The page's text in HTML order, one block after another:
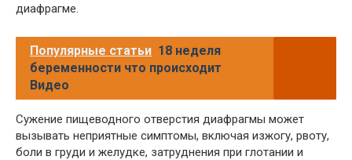
диафрагме.
Популярные статьи 18 неделя
беременности что происходит
Видео
Сужение пищеводного отверстия диафрагмы может
вызывать неприятные симптомы, включая изжогу, рвоту,
боли в груди и желудке, затруднения при глотании и